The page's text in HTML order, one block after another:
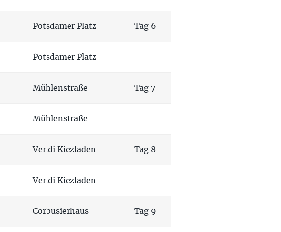
Potsdamer Platz Tag 6
Potsdamer Platz
Mühlenstraße Tag 7
Mühlenstraße
Ver.di Kiezladen Tag 8
Ver.di Kiezladen
Corbusierhaus Tag 9